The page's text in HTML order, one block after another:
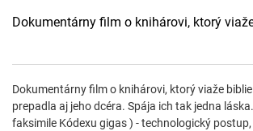
Dokumentárny film o knihárovi, ktorý
Dokumentárny film o knihárovi, ktorý viaže
prepadla aj jeho dcéra. Spája ich tak jedna
faksimile Kódexu gigas ) - technologický